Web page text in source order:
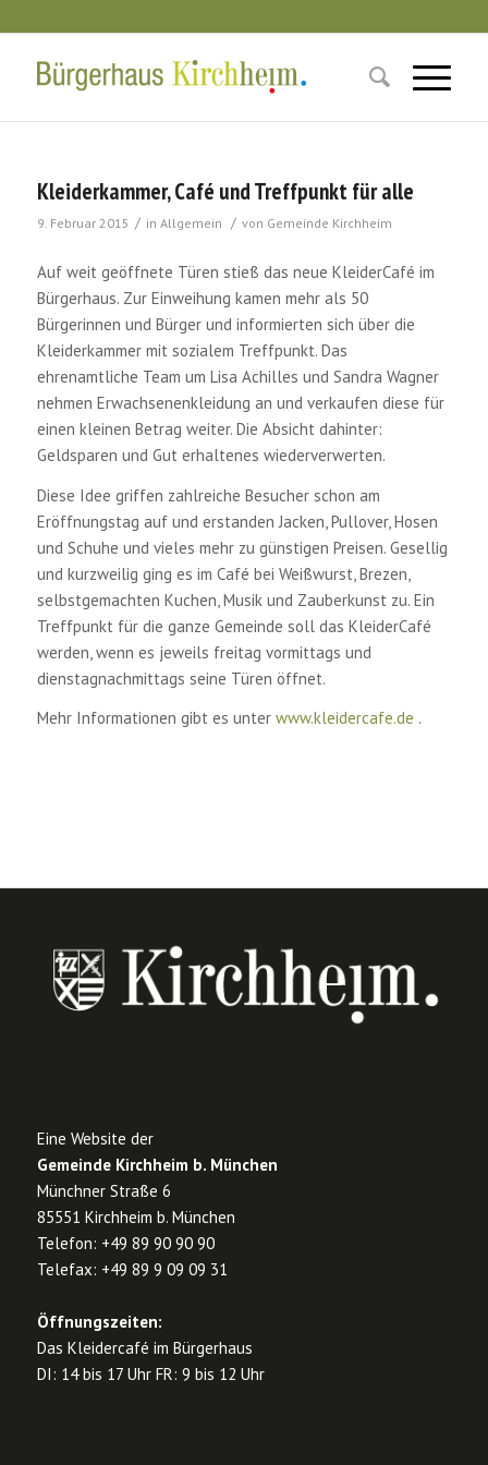
Kleiderkammer, Café und Treffpunkt für alle
9. Februar 2015 / in Allgemein / von Gemeinde Kirchheim
Auf weit geöffnete Türen stieß das neue KleiderCafé im
Bürgerhaus. Zur Einweihung kamen mehr als 50
Bürgerinnen und Bürger und informierten sich über die
Kleiderkammer mit sozialem Treffpunkt. Das
ehrenamtliche Team um Lisa Achilles und Sandra Wagner
nehmen Erwachsenenkleidung an und verkaufen diese für
einen kleinen Betrag weiter. Die Absicht dahinter:
Geldsparen und Gut erhaltenes wiederverwerten.
Diese Idee griffen zahlreiche Besucher schon am
Eröffnungstag auf und erstanden Jacken, Pullover, Hosen
und Schuhe und vieles mehr zu günstigen Preisen. Gesellig
und kurzweilig ging es im Café bei Weißwurst, Brezen,
selbstgemachten Kuchen, Musik und Zauberkunst zu. Ein
Treffpunkt für die ganze Gemeinde soll das KleiderCafé
werden, wenn es jeweils freitag vormittags und
dienstagnachmittags seine Türen öffnet.
Mehr Informationen gibt es unter www.kleidercafe.de .
Eine Website der
Gemeinde Kirchheim b. München
Münchner Straße 6
85551 Kirchheim b. München
Telefon: +49 89 90 90 90
Telefax: +49 89 9 09 09 31
Öffnungszeiten:
Das Kleidercafé im Bürgerhaus
DI: 14 bis 17 Uhr FR: 9 bis 12 Uhr